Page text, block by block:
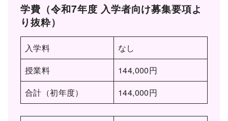
学費（令和7年度 入学者向け募集要項よ
り抜粋）
入学料
なし
授業料
144,000円
合計（初年度）
144,000円